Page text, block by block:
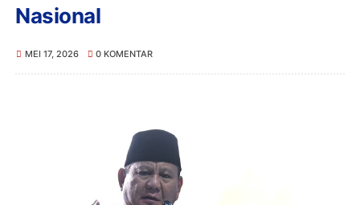
Nasional
MEI 17, 2026 0 KOMENTAR